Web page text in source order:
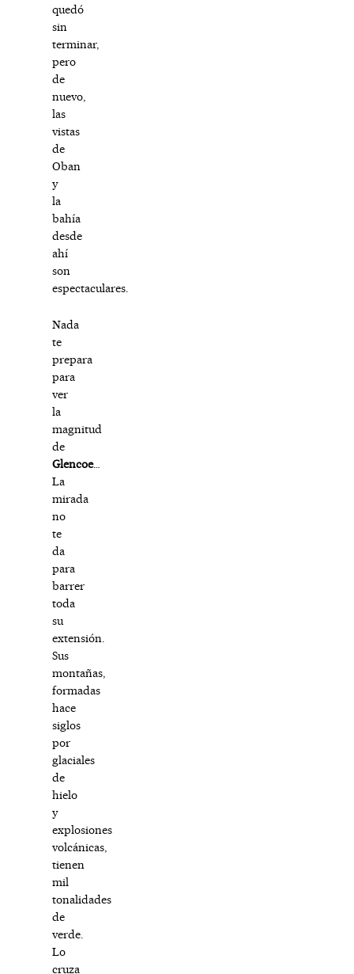
quedó
sin
terminar,
pero
de
nuevo,
las
vistas
de
Oban
y
la
bahía
desde
ahí
son
espectaculares.
Nada
te
prepara
para
ver
la
magnitud
de
Glencoe…
La
mirada
no
te
da
para
barrer
toda
su
extensión.
Sus
montañas,
formadas
hace
siglos
por
glaciales
de
hielo
y
explosiones
volcánicas,
tienen
mil
tonalidades
de
verde.
Lo
cruza